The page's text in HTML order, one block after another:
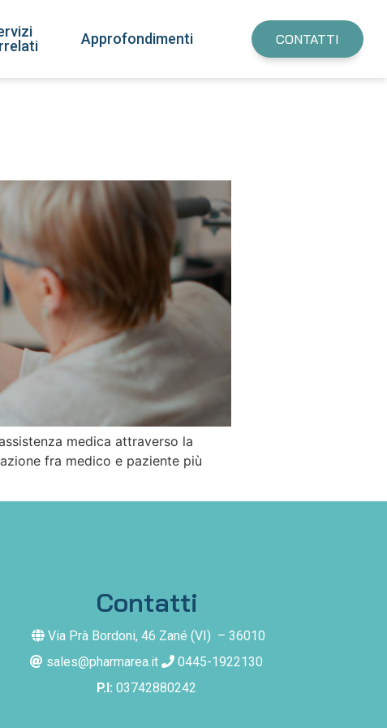
Approfondimenti CONTATTI
medica attraverso la
fra medico e paziente più
Contatti
Via Prà Bordoni, 46 Zané (VI) – 36010
sales@pharmarea.it
0445-1922130
P.I: 03742880242